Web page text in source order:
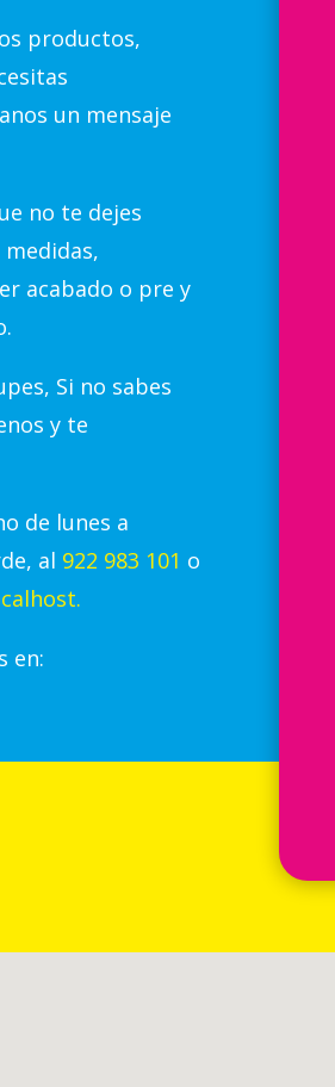
productos,
un mensaje
no te dejes
acabado o pre y
Si no sabes
y te
de lunes a
al 922 983 101 o
en: